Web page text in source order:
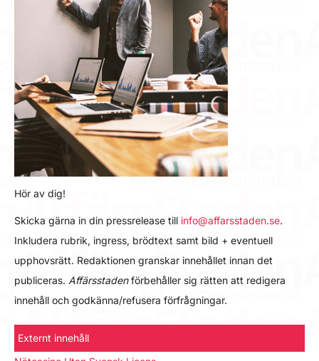
Hör av dig!
Skicka gärna in din pressrelease till info@affarsstaden.se.
Inkludera rubrik, ingress, brödtext samt bild + eventuell
upphovsrätt. Redaktionen granskar innehållet innan det
publiceras. Affärsstadenförbehåller sig rätten att redigera
innehåll och godkänna/refusera förfrågningar.
Externt innehåll